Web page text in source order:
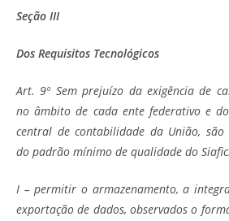
Seção III
Dos Requisitos Tecnológicos
Art. 9º Sem prejuízo da exigência de
no âmbito de cada ente federativo e
central de contabilidade da União, são
do padrão mínimo de qualidade do
I – permitir o armazenamento, a
exportação de dados, observados o